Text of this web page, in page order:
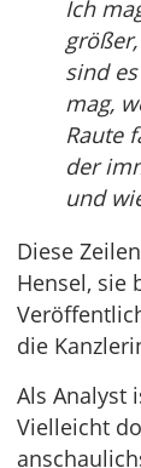
Ich
sind
mag,
Raute
der
und
Diese
Hensel, sie
die
Als Analyst
Vielleicht